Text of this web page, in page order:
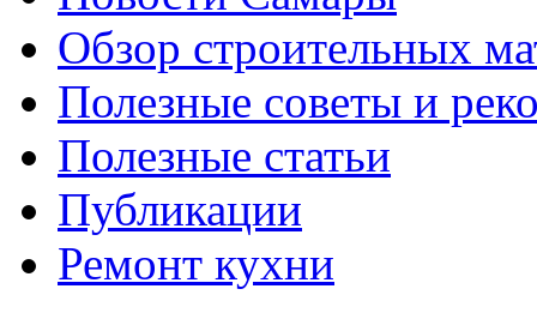
Обзор строительных
Полезные советы и
Полезные статьи
Публикации
Ремонт кухни